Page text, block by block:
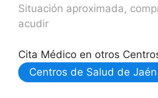
Situación aproximada,
acudir
Cita Médico en otros
Centros de Salud de Jaén